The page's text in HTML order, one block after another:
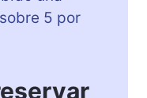
5 por